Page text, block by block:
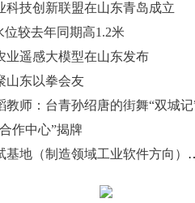
科技创新联盟在山东青岛成立
位较去年同期高1.2米
业遥感大模型在山东发布
山东以拳会友
教师：台青孙绍唐的街舞“双城记
作中心”揭牌
国家人工智能应用中试基地